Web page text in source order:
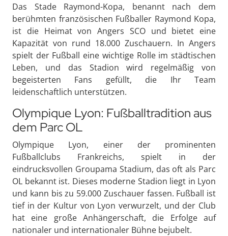
Das Stade Raymond-Kopa, benannt nach dem
berühmten französischen Fußballer Raymond Kopa,
ist die Heimat von Angers SCO und bietet eine
Kapazität von rund 18.000 Zuschauern. In Angers
spielt der Fußball eine wichtige Rolle im städtischen
Leben, und das Stadion wird regelmäßig von
begeisterten Fans gefüllt, die Ihr Team
leidenschaftlich unterstützen.
Olympique Lyon: Fußballtradition aus
dem Parc OL
Olympique Lyon, einer der prominenten
Fußballclubs Frankreichs, spielt in der
eindrucksvollen Groupama Stadium, das oft als Parc
OL bekannt ist. Dieses moderne Stadion liegt in Lyon
und kann bis zu 59.000 Zuschauer fassen. Fußball ist
tief in der Kultur von Lyon verwurzelt, und der Club
hat eine große Anhängerschaft, die Erfolge auf
nationaler und internationaler Bühne bejubelt.